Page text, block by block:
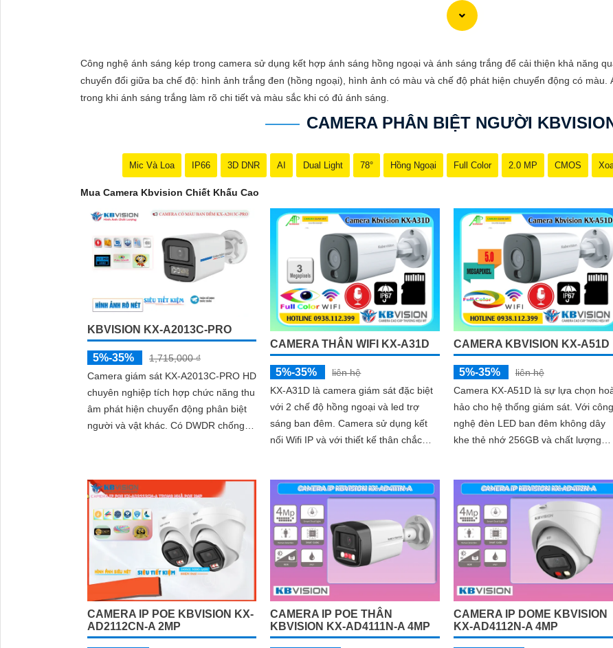
hàng đầu, Camera Kbvision mang đến cho bạn hình ảnh chất lượng cao, rõ nét và độ tin cậy cao. Đừng để bất kỳ sự cố
Hãy đầu tư vào Camera Kbvision và yên tâm bảo vệ gia đình và tài sản của bạn ngay hôm nay!"
Công nghệ ánh sáng kép trong camera sử dụng kết hợp ánh sáng hồng ngoại và ánh sáng trắng để cải thiện khả năng
chuyển đổi giữa ba chế độ: hình ảnh trắng đen (hồng ngoại), hình ảnh có màu và chế độ phát hiện chuyển động có màu.
trong khi ánh sáng trắng làm rõ chi tiết và màu sắc khi có đủ ánh sáng.
CAMERA PHÂN BIỆT NGƯỜI
Mic Và Loa IP66 3D DNR AI Dual Light 78° Hồng Ngoại Full Color 2.0 MP CMOS
Mua Camera Kbvision Chiết Khấu Cao
KBVISION KX-A2013C-PRO
5%-35%
1,715,000 ₫
Camera giám sát KX-A2013C-PRO HD
chuyên nghiệp tích hợp chức năng thu
âm phát hiện chuyển động phân biệt
người và vật khác. Có DWDR chống
CAMERA THÂN WIFI KX-A31D
5%-35%
liên hệ
KX-A31D là camera giám sát đặc biệt
với 2 chế độ hồng ngoại và led trợ
sáng ban đêm. Camera sử dụng kết
nối Wifi IP và với thiết kế thân chắc
kèm với âm thanh
CAMERA KBVISION KX-A51D
5%-35%
liên hệ
Camera KX-A51D là sự lựa chọn
hảo cho hệ thống giám sát. Với công
nghệ đèn LED ban đêm không dây
khe thẻ nhớ 256GB và chất lượng
CAMERA IP POE KBVISION KX-
AD2112CN-A 2MP
CAMERA IP POE THÂN
KBVISION KX-AD4111N-A 4MP
CAMERA IP DOME KBVISION
KX-AD4112N-A 4MP